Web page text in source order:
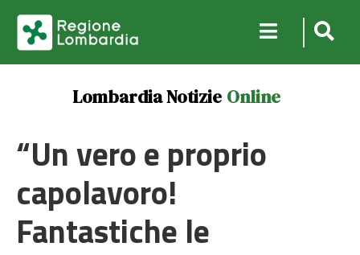
Lombardia Notizie Online
“Un vero e proprio
capolavoro!
Fantastiche le